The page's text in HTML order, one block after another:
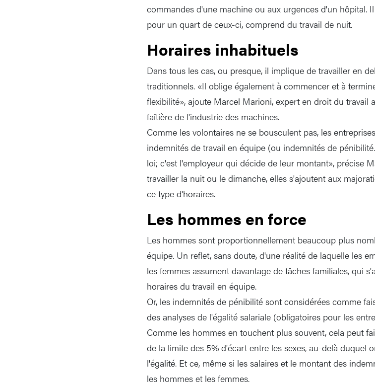
commandes d'une machine ou aux urgences d'un hôpital.
pour un quart de ceux-ci, comprend du travail de nuit.
Horaires inhabituels
Dans tous les cas, ou presque, il implique de travailler en
traditionnels. «Il oblige également à commencer et à
flexibilité», ajoute Marcel Marioni, expert en droit du travail
faîtière de l'industrie des machines.
Comme les volontaires ne se bousculent pas, les
indemnités de travail en équipe (ou indemnités de
loi; c'est l'employeur qui décide de leur montant», précise
travailler la nuit ou le dimanche, elles s'ajoutent aux
ce type d'horaires.
Les hommes en force
Les hommes sont proportionnellement beaucoup plus
équipe. Un reflet, sans doute, d'une réalité de laquelle les
les femmes assument davantage de tâches familiales, qui
horaires du travail en équipe.
Or, les indemnités de pénibilité sont considérées comme
des analyses de l'égalité salariale (obligatoires pour les
Comme les hommes en touchent plus souvent, cela peut
de la limite des 5% d'écart entre les sexes, au-delà duquel
l'égalité. Et ce, même si les salaires et le montant des
les hommes et les femmes.